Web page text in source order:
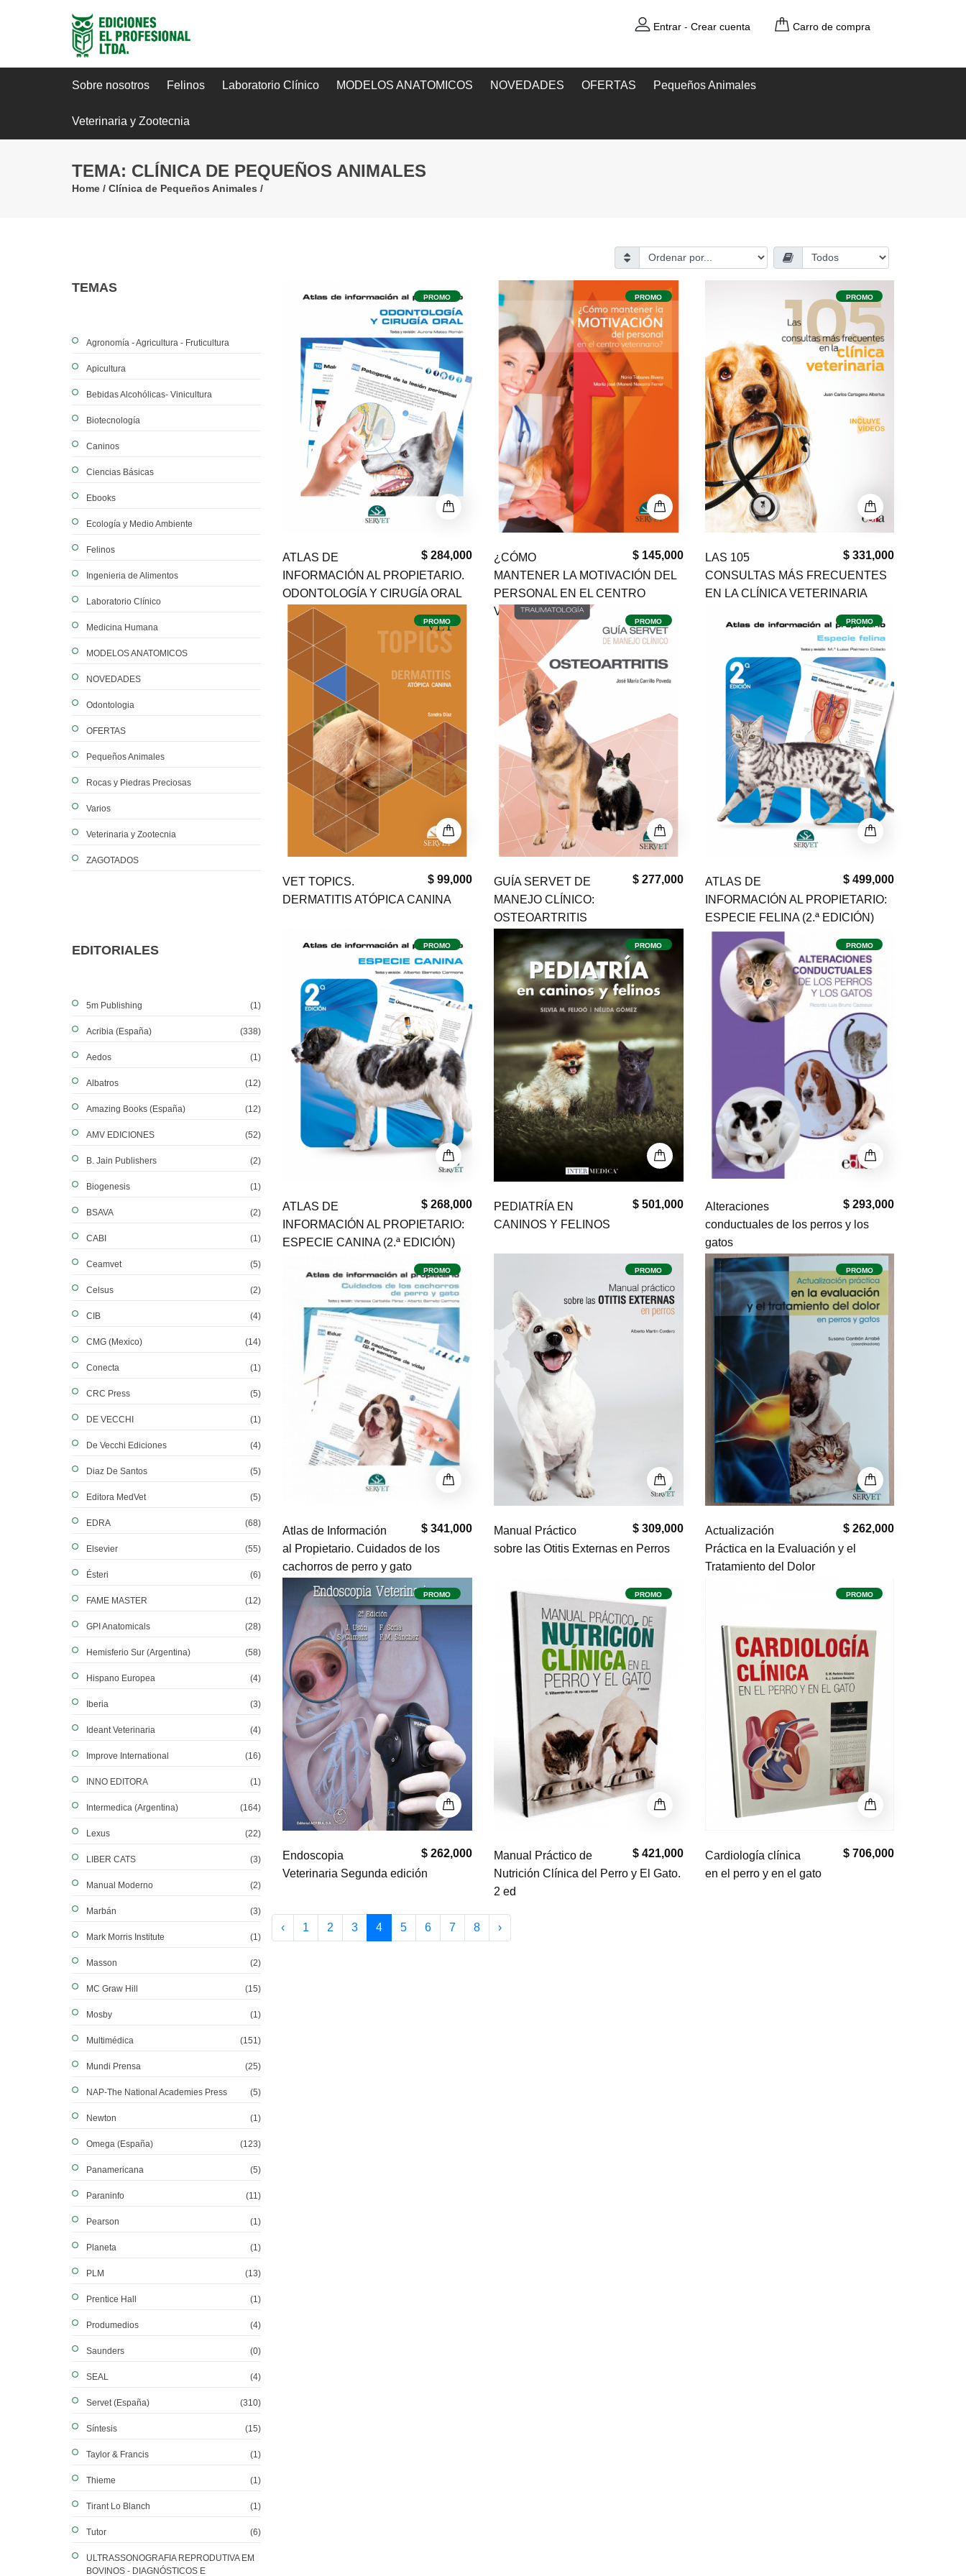
Entrar- Crear cuenta Carro de compra
Sobre nosotros Felinos Laboratorio Clínico MODELOS ANATOMICOS NOVEDADES OFERTAS Pequeños Animales
Veterinaria y Zootecnia
TEMA: CLÍNICA DE PEQUEÑOS ANIMALES
Home/ Clínica de Pequeños Animales /
TEMAS
Agronomía - Agricultura - Fruticultura
Apicultura
Bebidas Alcohólicas- Vinicultura
Biotecnología
Caninos
Ciencias Básicas
Ebooks
Ecología y Medio Ambiente
Felinos
Ingenieria de Alimentos
Laboratorio Clínico
Medicina Humana
MODELOS ANATOMICOS
NOVEDADES
Odontologia
OFERTAS
Pequeños Animales
Rocas y Piedras Preciosas
Varios
Veterinaria y Zootecnia
ZAGOTADOS
EDITORIALES
5m Publishing (1)
Acribia (España) (338)
Aedos (1)
Albatros (12)
Amazing Books (España) (12)
AMV EDICIONES (52)
B. Jain Publishers (2)
Biogenesis (1)
BSAVA (2)
CABI (1)
Ceamvet (5)
Celsus (2)
CIB (4)
CMG (Mexico) (14)
Conecta (1)
CRC Press (5)
DE VECCHI (1)
De Vecchi Ediciones (4)
Diaz De Santos (5)
Editora MedVet (5)
EDRA (68)
Elsevier (55)
Ésteri (6)
FAME MASTER (12)
GPI Anatomicals (28)
Hemisferio Sur (Argentina) (58)
Hispano Europea (4)
Iberia (3)
Ideant Veterinaria (4)
Improve International (16)
INNO EDITORA (1)
Intermedica (Argentina) (164)
Lexus (22)
LIBER CATS (3)
Manual Moderno (2)
Marbán (3)
Mark Morris Institute (1)
Masson (2)
MC Graw Hill (15)
Mosby (1)
Multimédica (151)
Mundi Prensa (25)
NAP-The National Academies Press (5)
Newton (1)
Omega (España) (123)
Panamericana (5)
Paraninfo (11)
Pearson (1)
Planeta (1)
PLM (13)
Prentice Hall (1)
Produmedios (4)
Saunders (0)
SEAL (4)
Servet (España) (310)
Síntesis (15)
Taylor & Francis (1)
Thieme (1)
Tirant Lo Blanch (1)
Tutor (6)
ULTRASSONOGRAFIA REPRODUTIVA EM
BOVINOS - DIAGNÓSTICOS E
PROMO
$ 284,000
ATLAS DE
INFORMACIÓN AL PROPIETARIO.
ODONTOLOGÍA Y CIRUGÍA ORAL
PROMO
$ 145,000
¿CÓMO
MANTENER LA MOTIVACIÓN DEL
PERSONAL EN EL CENTRO
VETERINARIO?
PROMO
$ 331,000
LAS 105
CONSULTAS MÁS FRECUENTES
EN LA CLÍNICA VETERINARIA
PROMO
$ 99,000
VET TOPICS.
DERMATITIS ATÓPICA CANINA
PROMO
$ 277,000
GUÍA SERVET DE
MANEJO CLÍNICO:
OSTEOARTRITIS
PROMO
$ 499,000
ATLAS DE
INFORMACIÓN AL PROPIETARIO:
ESPECIE FELINA (2.ª EDICIÓN)
PROMO
$ 268,000
ATLAS DE
INFORMACIÓN AL PROPIETARIO:
ESPECIE CANINA (2.ª EDICIÓN)
PROMO
$ 501,000
PEDIATRÍA EN
CANINOS Y FELINOS
PROMO
$ 293,000
Alteraciones
conductuales de los perros y los
gatos
PROMO
$ 341,000
Atlas de Información
al Propietario. Cuidados de los
cachorros de perro y gato
PROMO
$ 309,000
Manual Práctico
sobre las Otitis Externas en Perros
PROMO
$ 262,000
Actualización
Práctica en la Evaluación y el
Tratamiento del Dolor
PROMO
$ 262,000
Endoscopia
Veterinaria Segunda edición
PROMO
$ 421,000
Manual Práctico de
Nutrición Clínica del Perro y El Gato.
2 ed
PROMO
$ 706,000
Cardiología clínica
en el perro y en el gato
‹ 1 2 3 4 5 6 7 8 ›